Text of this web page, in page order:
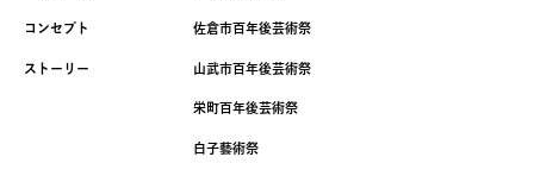
コンセプト
ストーリー
佐倉市百年後芸術祭
山武市百年後芸術祭
栄町百年後芸術祭
白子藝術祭